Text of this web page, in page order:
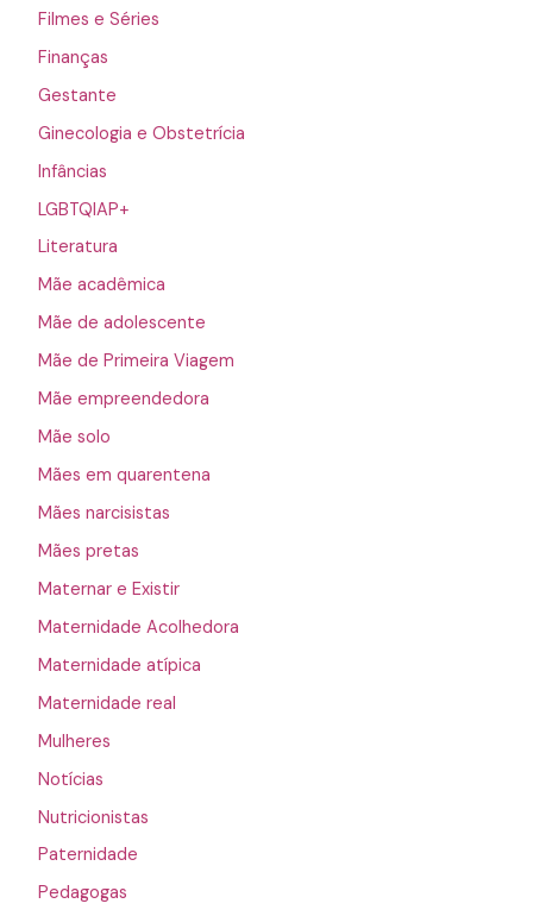
Filmes e Séries
Finanças
Gestante
Ginecologia e Obstetrícia
Infâncias
LGBTQIAP+
Literatura
Mãe acadêmica
Mãe de adolescente
Mãe de Primeira Viagem
Mãe empreendedora
Mãe solo
Mães em quarentena
Mães narcisistas
Mães pretas
Maternar e Existir
Maternidade Acolhedora
Maternidade atípica
Maternidade real
Mulheres
Notícias
Nutricionistas
Paternidade
Pedagogas